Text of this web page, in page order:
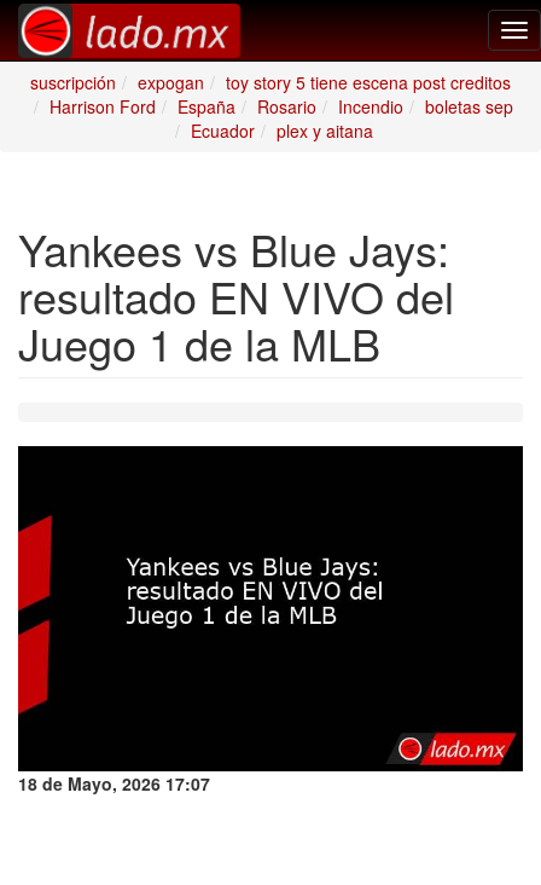
suscripción
expogan
toy story 5 tiene escena post creditos
Harrison Ford
España Rosario Incendio
boletas sep
Ecuador
plex y aitana
Yankees vs Blue Jays:
resultado EN VIVO del
Juego 1 de la MLB
18 de Mayo, 2026 17:07